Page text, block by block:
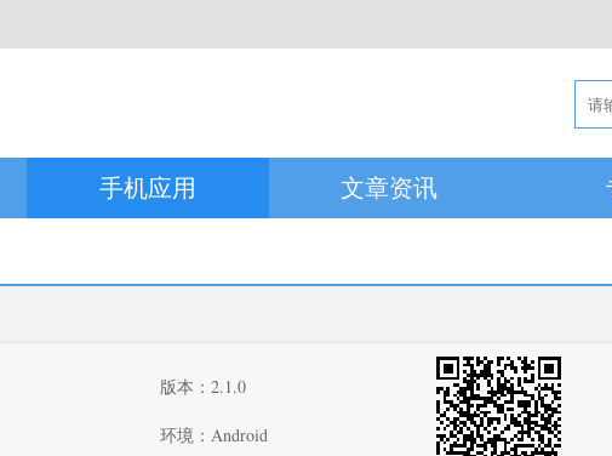
手机应用 文章资讯
版本：2.1.0
环境：Android